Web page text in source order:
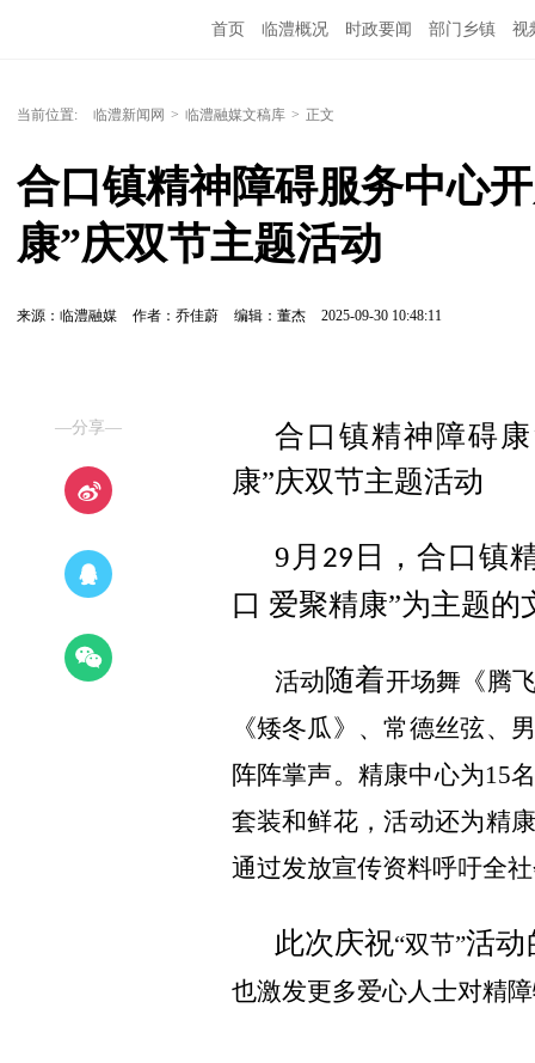
首页 临澧概况 时政要闻 部门乡镇 视
当前位置: 临澧新闻网 > 临澧融媒文稿库 > 正文
合口镇精神障碍服务中心
康”庆双节主题活动
来源：临澧融媒 作者：乔佳蔚 编辑：董杰 2025-09-30 10:48:11
—分享—
合口镇精神障碍
康”庆双节主题活动
9 月 29 日，合口镇
口 爱聚精康”为主题
活动 随着开场舞 《 腾
《矮冬瓜 》、常德丝弦、
阵阵掌声。 精康中心为15
套装和鲜花，活动还为精
通过发放宣传资料呼吁全
此次庆祝“双节”活动
也激发更多爱心人士对精